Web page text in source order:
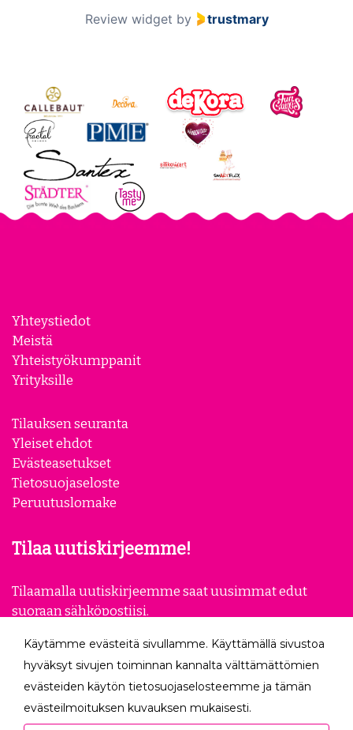
Review widget by trustmary
Yhteystiedot
Meistä
Yhteistyökumppanit
Yrityksille
Tilauksen seuranta
Yleiset ehdot
Evästeasetukset
Tietosuojaseloste
Peruutuslomake
Tilaa uutiskirjeemme!
Tilaamalla uutiskirjeemme saat uusimmat edut
suoraan sähköpostiisi.
Seuraa meitä
Käytämme evästeitä sivullamme. Käyttämällä sivustoa
hyväksyt sivujen toiminnan kannalta välttämättömien
evästeiden käytön tietosuojaselosteemme ja tämän
evästeilmoituksen kuvauksen mukaisesti.